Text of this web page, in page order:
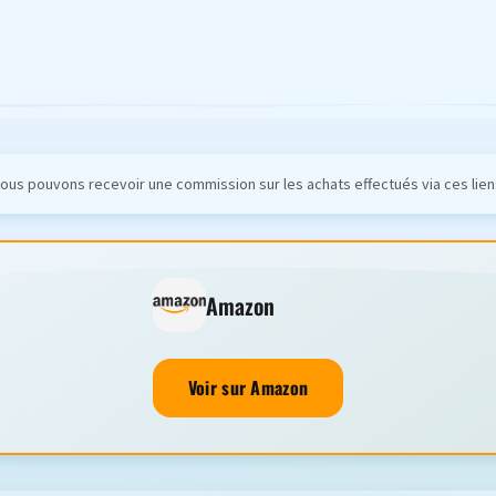
pouvons recevoir une commission sur les achats effectués via ces
Amazon
Voir sur Amazon